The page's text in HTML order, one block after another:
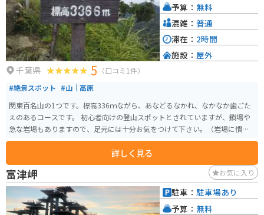
千葉県 5 （口コミ1件）
#絶景スポット #山｜高原
関東百名山の1つです。標高336ｍながら、あなどるなかれ、なかなか歯ごた
えのあるコースです。 初心者向けの登山スポットとされていますが、鎖場や
急な岩場もありますので、足元には十分お気をつけて下さい。（岩場に慣れ
ていない方は、登山慣れした人と行くことをオススメします。） 山頂からの
景色は非常に素晴らしく、360℃のパノラマが広がっていて、達成感バツグン
ですよ！ 駐車場は、伊予ヶ岳登山口にある平群天神社に登山者用無料駐車場
があります。
詳しく見る
予算： 無料
混雑： 普通
滞在： 2時間
施設： 屋外
富津岬 お気に入り
駐車： 駐車場あり
予算： 無料